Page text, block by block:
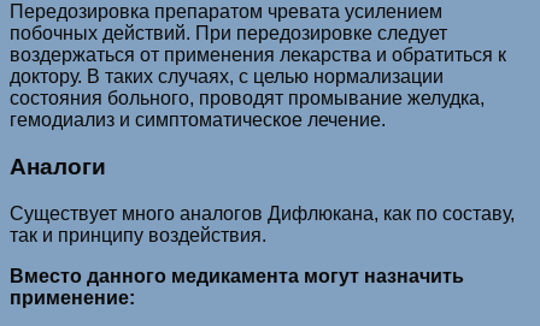
Передозировка препаратом чревата усилением
побочных действий. При передозировке следует
воздержаться от применения лекарства и обратиться к
доктору. В таких случаях, с целью нормализации
состояния больного, проводят промывание желудка,
гемодиализ и симптоматическое лечение.
Аналоги
Существует много аналогов Дифлюкана, как по составу,
так и принципу воздействия.
Вместо данного медикамента могут назначить
применение: